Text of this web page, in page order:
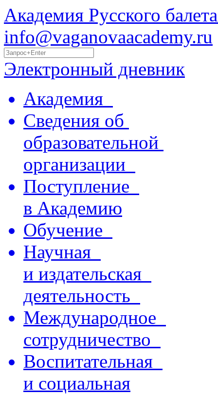
Академия Русского
info@vaganovaacademy.ru
Электронный дневник
Академия
Сведения об
образовательной
организации
Поступление
в Академию
Обучение
Научная
и издательская
деятельность
Международное
сотрудничество
Воспитательная
и социальная